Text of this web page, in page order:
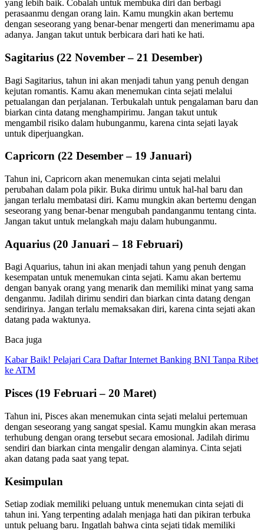
yang lebih baik. Cobalah untuk membuka diri dan berbagi
perasaanmu dengan orang lain. Kamu mungkin akan bertemu
dengan seseorang yang benar-benar mengerti dan menerimamu apa
adanya. Jangan takut untuk berbicara dari hati ke hati.
Sagitarius (22 November – 21 Desember)
Bagi Sagitarius, tahun ini akan menjadi tahun yang penuh dengan
kejutan romantis. Kamu akan menemukan cinta sejati melalui
petualangan dan perjalanan. Terbukalah untuk pengalaman baru dan
biarkan cinta datang menghampirimu. Jangan takut untuk
mengambil risiko dalam hubunganmu, karena cinta sejati layak
untuk diperjuangkan.
Capricorn (22 Desember – 19 Januari)
Tahun ini, Capricorn akan menemukan cinta sejati melalui
perubahan dalam pola pikir. Buka dirimu untuk hal-hal baru dan
jangan terlalu membatasi diri. Kamu mungkin akan bertemu dengan
seseorang yang benar-benar mengubah pandanganmu tentang cinta.
Jangan takut untuk melangkah maju dalam hubunganmu.
Aquarius (20 Januari – 18 Februari)
Bagi Aquarius, tahun ini akan menjadi tahun yang penuh dengan
kesempatan untuk menemukan cinta sejati. Kamu akan bertemu
dengan banyak orang yang menarik dan memiliki minat yang sama
denganmu. Jadilah dirimu sendiri dan biarkan cinta datang dengan
sendirinya. Jangan terlalu memaksakan diri, karena cinta sejati akan
datang pada waktunya.
Baca juga
Kabar Baik! Pelajari Cara Daftar Internet Banking BNI Tanpa Ribet
ke ATM
Pisces (19 Februari – 20 Maret)
Tahun ini, Pisces akan menemukan cinta sejati melalui pertemuan
dengan seseorang yang sangat spesial. Kamu mungkin akan merasa
terhubung dengan orang tersebut secara emosional. Jadilah dirimu
sendiri dan biarkan cinta mengalir dengan alaminya. Cinta sejati
akan datang pada saat yang tepat.
Kesimpulan
Setiap zodiak memiliki peluang untuk menemukan cinta sejati di
tahun ini. Yang terpenting adalah menjaga hati dan pikiran terbuka
untuk peluang baru. Ingatlah bahwa cinta sejati tidak memiliki